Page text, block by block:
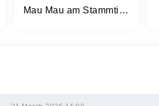
Mau Mau am Stammtisch